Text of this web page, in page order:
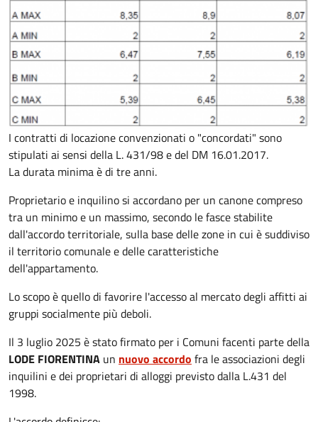
I contratti di locazione convenzionati o "concordati" sono
stipulati ai sensi della L. 431/98 e del DM 16.01.2017.
La durata minima è di tre anni.
Proprietario e inquilino si accordano per un canone compreso
tra un minimo e un massimo, secondo le fasce stabilite
dall'accordo territoriale, sulla base delle zone in cui è suddiviso
il territorio comunale e delle caratteristiche
dell'appartamento.
Lo scopo è quello di favorire l'accesso al mercato degli affitti ai
gruppi socialmente più deboli.
Il 3 luglio 2025 è stato firmato per i Comuni facenti parte della
LODE FIORENTINA un nuovo accordo fra le associazioni degli
inquilini e dei proprietari di alloggi previsto dalla L.431 del
1998.